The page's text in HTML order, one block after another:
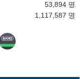
53,894 명
1,117,587 명